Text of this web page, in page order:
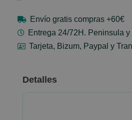
Envío gratis compras +60€
Entrega 24/72H. Peninsula
Tarjeta, Bizum, Paypal y
Detalles